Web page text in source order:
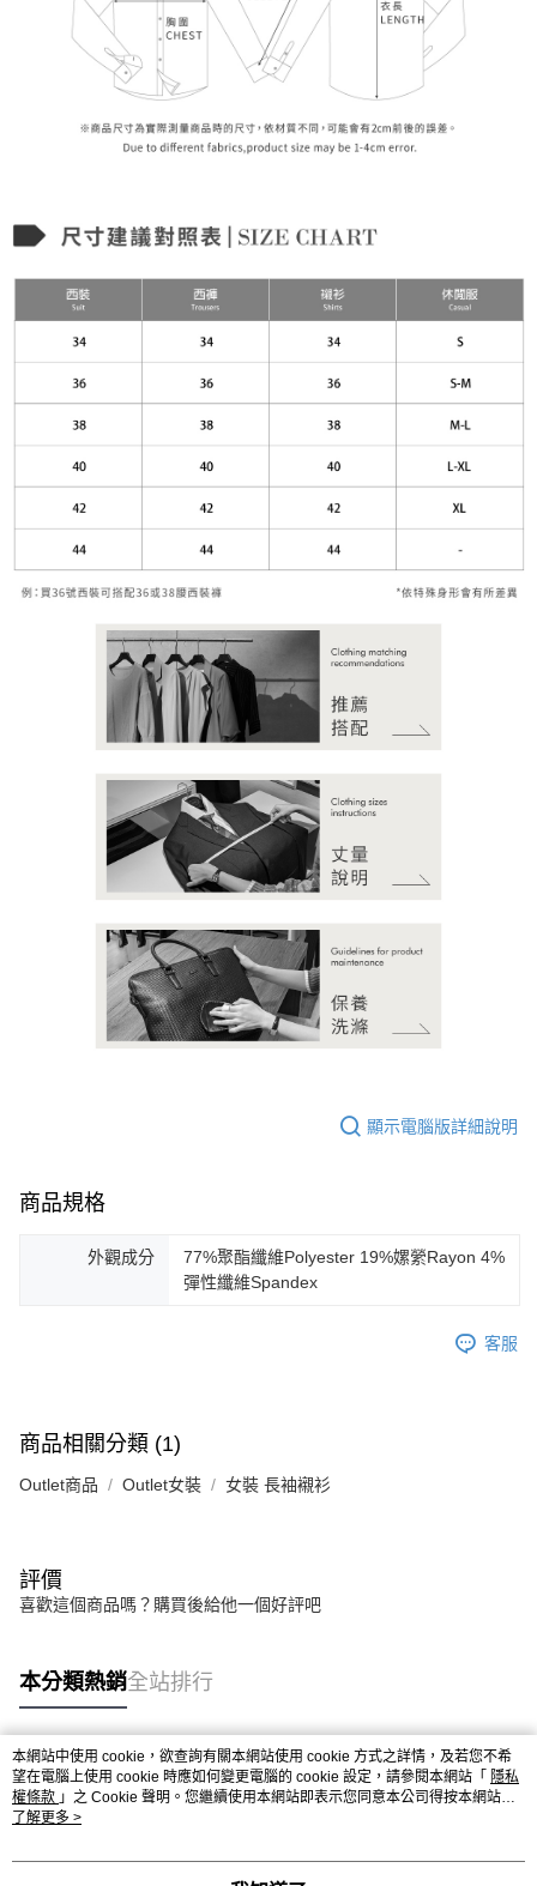
顯示電腦版詳細說明
商品規格
外觀成分
77%聚酯纖維Polyester 19%嫘縈Rayon 4%
彈性纖維Spandex
客服
商品相關分類 (1)
Outlet商品 Outlet女裝 女裝 長袖襯衫
評價
喜歡這個商品嗎？購買後給他一個好評吧
本分類熱銷全站排行
熱門標籤
本網站中使用 cookie，欲查詢有關本網站使用 cookie 方式之詳情，及若您不希
望在電腦上使用 cookie 時應如何變更電腦的 cookie 設定，請參閱本網站「 隱私
權條款 」之 Cookie 聲明。您繼續使用本網站即表示您同意本公司得按本網站使
用條款之 Cookie 聲明使用 cookie。
了解更多 >